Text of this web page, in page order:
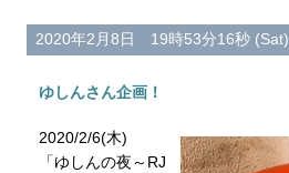
2020年2月8日 19時53分16秒 (Sat)
ゆしんさん企画！
2020/2/6(木)
「ゆしんの夜～RJ